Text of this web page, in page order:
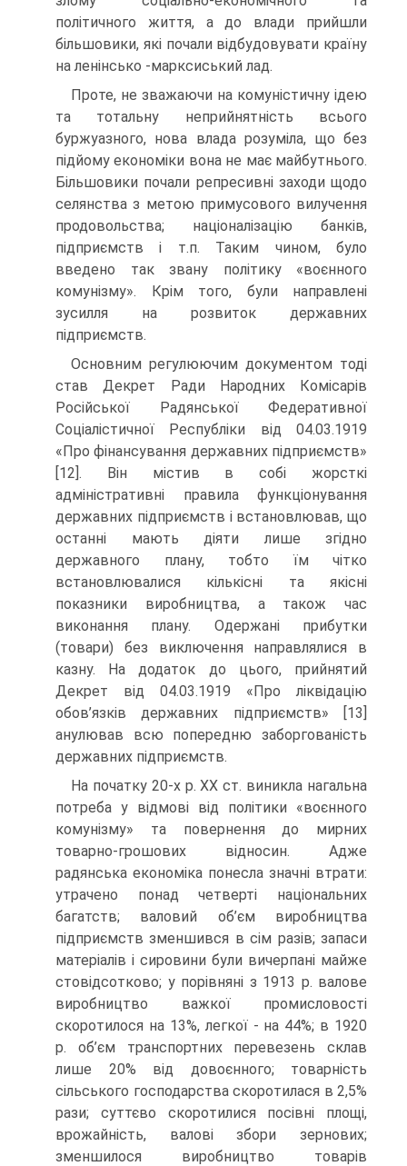
політичного життя, а до влади прийшли
більшовики, які почали відбудовувати країну
на ленінсько -марксиський лад.
Проте, не зважаючи на комуністичну ідею
та тотальну неприйнятність всього
буржуазного, нова влада розуміла, що без
підйому економіки вона не має майбутнього.
Більшовики почали репресивні заходи щодо
селянства з метою примусового вилучення
продовольства; націоналізацію банків,
підприємств і т.п. Таким чином, було
введено так звану політику «воєнного
комунізму». Крім того, були направлені
зусилля на розвиток державних
підприємств.
Основним регулюючим документом тоді
став Декрет Ради Народних Комісарів
Російської Радянської Федеративної
Соціалістичної Республіки від 04.03.1919
«Про фінансування державних підприємств»
[12]. Він містив в собі жорсткі
адміністративні правила функціонування
державних підприємств і встановлював, що
останні мають діяти лише згідно
державного плану, тобто їм чітко
встановлювалися кількісні та якісні
показники виробництва, а також час
виконання плану. Одержані прибутки
(товари) без виключення направлялися в
казну. На додаток до цього, прийнятий
Декрет від 04.03.1919 «Про ліквідацію
обов’язків державних підприємств» [13]
анулював всю попередню заборгованість
державних підприємств.
На початку 20-х р. ХХ ст. виникла нагальна
потреба у відмові від політики «воєнного
комунізму» та повернення до мирних
товарно-грошових відносин. Адже
радянська економіка понесла значні втрати:
утрачено понад четверті національних
багатств; валовий об’єм виробництва
підприємств зменшився в сім разів; запаси
матеріалів і сировини були вичерпані майже
стовідсотково; у порівняні з 1913 р. валове
виробництво важкої промисловості
скоротилося на 13%, легкої - на 44%; в 1920
р. об’єм транспортних перевезень склав
лише 20% від довоєнного; товарність
сільського господарства скоротилася в 2,5%
рази; суттєво скоротилися посівні площі,
врожайність, валові збори зернових;
зменшилося виробництво товарів